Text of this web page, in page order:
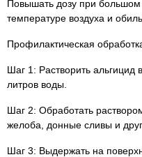
Повышать дозу при большом
температуре воздуха и
Профилактическая
Шаг 1: Растворить альгицид
литров воды.
Шаг 2: Обработать
желоба, донные сливы и
Шаг 3: Выдержать на